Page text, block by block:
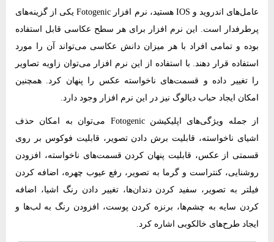
عامل‌های اندروید و IOS هستید، نرم‌ افزار Fotogenic یکی از گزینه‌های
پرطرفدار است. این نرم‌ افزار برای هر سطح عکاسی قابل استفاده
بوده و تمامی افراد با هر میزان دانش عکاسی می‌تواند آن را مورد
استفاده قرار دهند. با استفاده از این نرم‌ افزار می‌توان زاویه‌ تصاویر
را تغییر داده و قسمت‌های ناخواسته‌ عکس را پنهان کرد. همچنین
امکان ایجاد حباب دیالوگ نیز در این نرم‌ افزار وجود دارد.
از جمله ویژگی‌های اپلیکیشن Fotogenic می‌توان به امکان حذف
اشیای ناخواسته، قابلیت برش دادن تصویر، قابلیت فوکوس بر روی
قسمتی از عکس، قابلیت پنهان کردن قسمت‌های ناخواسته، افزودن
روشنایی، کنتراست و گرما به تصویر، رفع عیوب چهره، اضافه کردن
فیلتر به تصویر، سفید کردن دندان‌ها، تغییر دادن رنگ اشیا، اضافه
کردن سایه به چشم‌ها، برنزه کردن پوست، افزودن رنگ به لب‌ها و
ایجاد طرح‌های خالکوبی اشاره کرد.